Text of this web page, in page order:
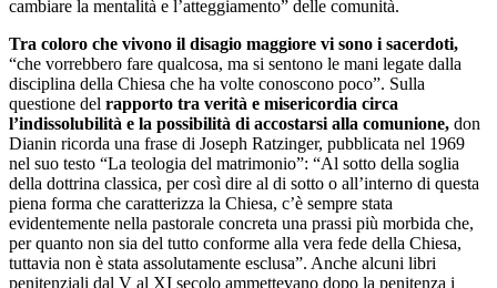
cambiare la mentalità e l’atteggiamento” delle comunità.
Tra coloro che vivono il disagio maggiore vi sono i sacerdoti,
“che vorrebbero fare qualcosa, ma si sentono le mani legate dalla
disciplina della Chiesa che ha volte conoscono poco”. Sulla
questione del rapporto tra verità e misericordia circa
l’indissolubilità e la possibilità di accostarsi alla comunione, don
Dianin ricorda una frase di Joseph Ratzinger, pubblicata nel 1969
nel suo testo “La teologia del matrimonio”: “Al sotto della soglia
della dottrina classica, per così dire al di sotto o all’interno di questa
piena forma che caratterizza la Chiesa, c’è sempre stata
evidentemente nella pastorale concreta una prassi più morbida che,
per quanto non sia del tutto conforme alla vera fede della Chiesa,
tuttavia non è stata assolutamente esclusa”. Anche alcuni libri
penitenziali dal V al XI secolo ammettevano dopo la penitenza i